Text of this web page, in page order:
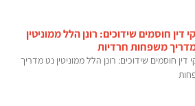
דין חוסמים שידוכים: רונן הלל ממוניטין
משפחות חרדיות
דין חוסמים שידוכים: רונן הלל ממוניטין נט מדריך